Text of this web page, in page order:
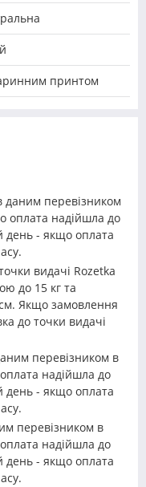
принтом
даним перевізником
оплата надійшла до
день - якщо оплата
видачі Rozetka
до 15 кг та
Якщо замовлення
до точки видачі
перевізником в
надійшла до
день - якщо оплата
перевізником в
надійшла до
день - якщо оплата